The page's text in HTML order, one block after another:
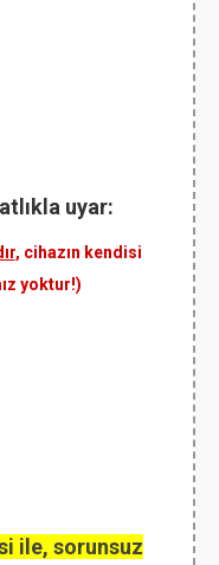
uyar:
, cihazın kendisi
yoktur!)
ile, sorunsuz